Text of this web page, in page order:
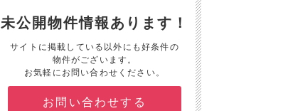
未公開物件情報あります！
サイトに掲載している以外にも好条件の
物件がございます。
お気軽にお問い合わせください。
お問い合わせする